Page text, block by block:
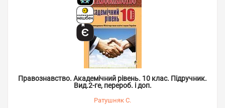
Правознавство. Академічний рівень. 10 клас. Підручник.
Вид.2-ге, перероб. і доп.
Ратушняк С.